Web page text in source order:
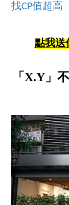
找CP值超高
點我送
「X.Y」